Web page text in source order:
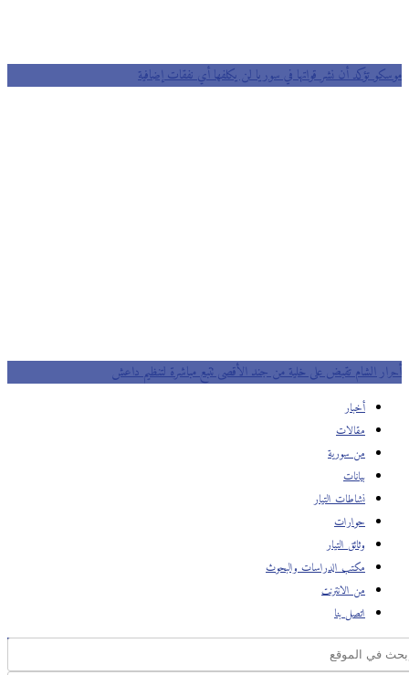
موسكو تؤكد أن نشر قواتها في سوريا لن يكلفها أي نفقات إضافية
أحرار الشام تقبض على خلية من جند الأقصى تتبع مباشرة لتنظيم داعش
أخبار
مقالات
من سورية
بيانات
نشاطات التيار
حوارات
وثائق التيار
مكتب الدراسات والبحوث
من الانترنت
اتصل بنا